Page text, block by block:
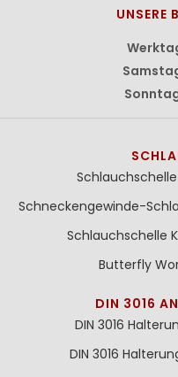
UNSERE
Schneckengewinde-
Schlauchschelle
Butterfly
DIN 3016
DIN 3016
DIN 3016